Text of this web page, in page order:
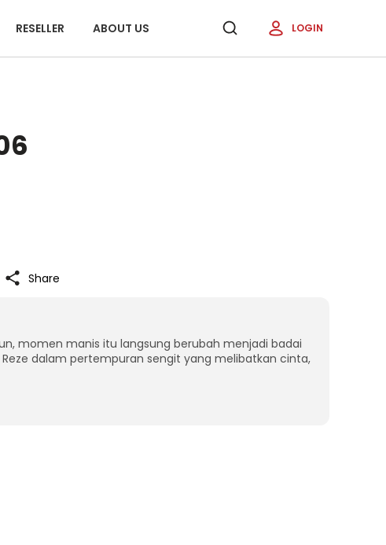
RESELLER ABOUT US LOGIN
Share
momen manis itu langsung berubah menjadi badai
dalam pertempuran sengit yang melibatkan cinta,